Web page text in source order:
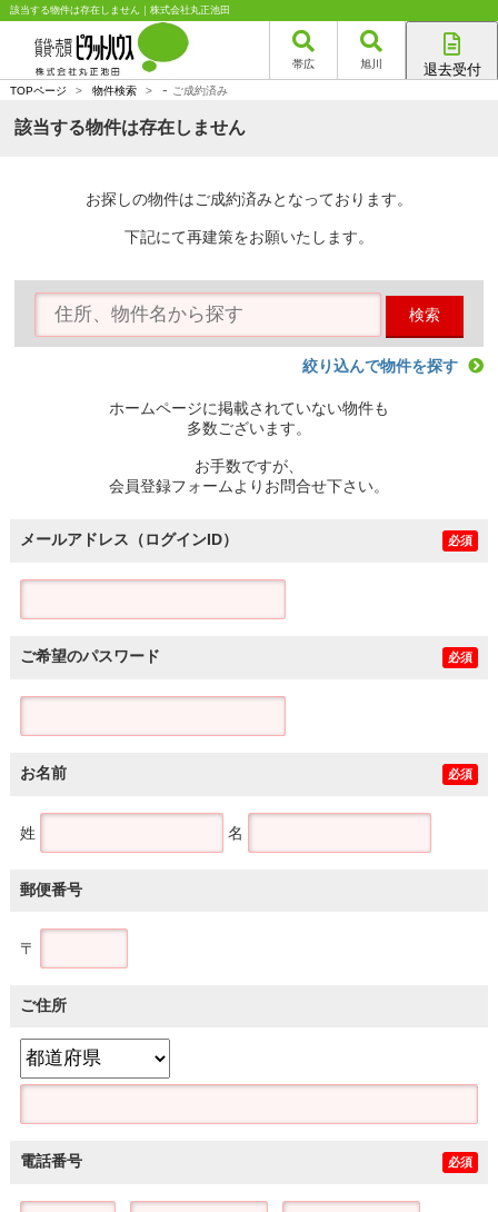
該当する物件は存在しません｜株式会社丸正池田
帯広 旭川 退去受付
TOPページ > 物件検索 > - ご成約済み
該当する物件は存在しません
お探しの物件はご成約済みとなっております。
下記にて再建策をお願いたします。
検索
絞り込んで物件を探す
ホームページに掲載されていない物件も
多数ございます。
お手数ですが、
会員登録フォームよりお問合せ下さい。
メールアドレス（ログインID） 必須
ご希望のパスワード 必須
お名前 必須
姓 名
郵便番号
〒
ご住所
電話番号 必須